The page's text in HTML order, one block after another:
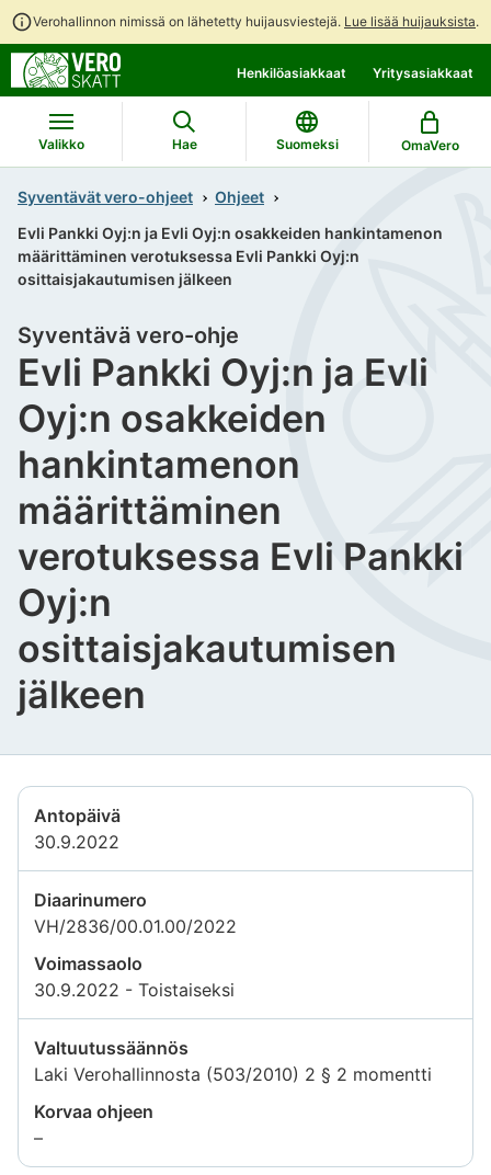
Verohallinnon nimissä on lähetetty huijausviestejä. Lue lisää huijauksista.
suoraan
sisältöön
koko
sivuston
hakuun
Henkilöasiakkaat Yritysasiakkaat
Valikko Hae Suomeksi OmaVero
Syventävät vero-ohjeet
Ohjeet
Evli Pankki Oyj:n ja Evli Oyj:n osakkeiden hankintamenon
määrittäminen verotuksessa Evli Pankki Oyj:n
osittaisjakautumisen jälkeen
Evli Pankki Oyj:n ja Evli
Oyj:n osakkeiden
hankintamenon
määrittäminen
verotuksessa Evli Pankki
Oyj:n
osittaisjakautumisen
jälkeen
Syventävä vero-ohje
Antopäivä
30.9.2022
Diaarinumero
VH/2836/00.01.00/2022
Voimassaolo
30.9.2022 - Toistaiseksi
Valtuutussäännös
Laki Verohallinnosta (503/2010) 2 § 2 momentti
Korvaa ohjeen
–Tietoa
ei